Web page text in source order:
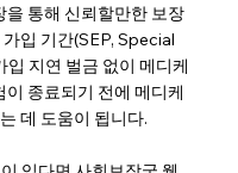
을 통해 신뢰할만한 보장
가입 기간(SEP, Special
지연 벌금 없이 메디케
종료되기 전에 메디케
데 도움이 됩니다.